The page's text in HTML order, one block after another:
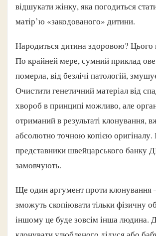
відшукати жінку, яка погодиться
матір’ю «закодованого» дитини.
Народиться дитина здоровою? Цього
По крайней мере, сумний приклад
померла, від безлічі патологій,
Очистити генетичний матеріал від
хвороб в принципі можливо, але
отриманий в результаті клонування,
абсолютно точною копією оригіналу.
представники швейцарського банку
замовчують.
Ще один аргумент проти клонування
зможуть скопіювати тільки фізичну
іншому це буде зовсім інша людина.